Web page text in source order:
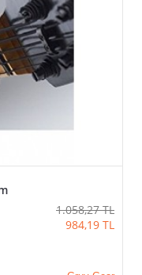
1.058,27 TL
984,19 TL